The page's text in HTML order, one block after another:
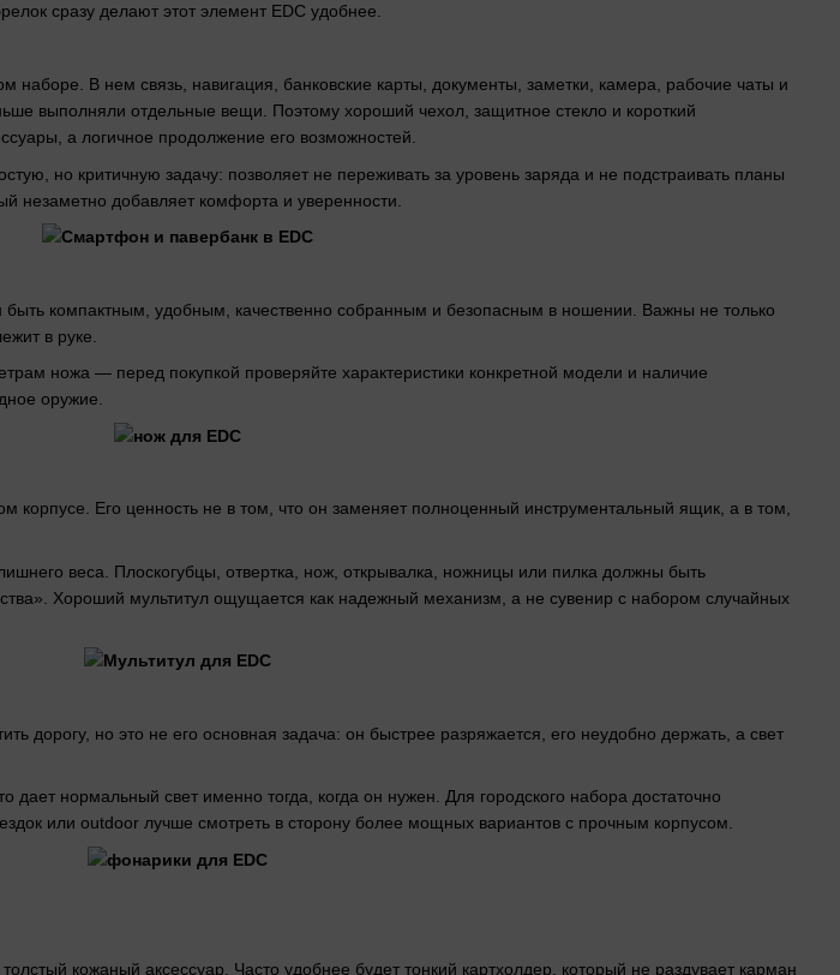
сразу делают этот элемент EDC удобнее.
В нем связь, навигация, банковские карты, документы, заметки, камера, рабочие чаты и
выполняли отдельные вещи. Поэтому хороший чехол, защитное стекло и короткий
а логичное продолжение его возможностей.
но критичную задачу: позволяет не переживать за уровень заряда и не подстраивать планы
незаметно добавляет комфорта и уверенности.
компактным, удобным, качественно собранным и безопасным в ношении. Важны не только
в руке.
ножа — перед покупкой проверяйте характеристики конкретной модели и наличие
оружие.
корпусе. Его ценность не в том, что он заменяет полноценный инструментальный ящик, а в том,
веса. Плоскогубцы, отвертка, нож, открывалка, ножницы или пилка должны быть
Хороший мультитул ощущается как надежный механизм, а не сувенир с набором случайных
дорогу, но это не его основная задача: он быстрее разряжается, его неудобно держать, а свет
нормальный свет именно тогда, когда он нужен. Для городского набора достаточно
или outdoor лучше смотреть в сторону более мощных вариантов с прочным корпусом.
кожаный аксессуар. Часто удобнее будет тонкий картхолдер, который не раздувает карман